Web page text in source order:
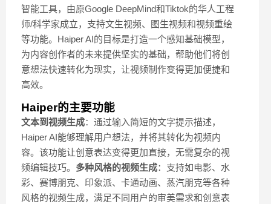
智能工具，由原Google DeepMind和Tiktok的华人工程
师/科学家成立，支持文生视频、图生视频和视频重绘
等功能。Haiper AI的目标是打造一个感知基础模型，
为内容创作者的未来提供坚实的基础，帮助他们将创
意想法快速转化为现实，让视频制作变得更加便捷和
高效。
Haiper的主要功能
文本到视频生成：通过输入简短的文字提示描述，
Haiper AI能够理解用户想法，并将其转化为视频内
容。该功能让创意表达变得更加直接，无需复杂的视
频编辑技巧。 多种风格的视频生成：支持如电影、水
彩、赛博朋克、印象派、卡通动画、蒸汽朋克等各种
风格的视频生成，满足不同用户的审美需求和创意表